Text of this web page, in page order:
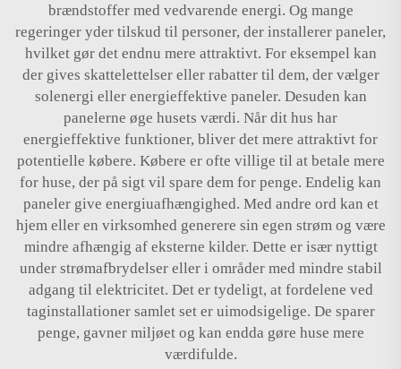
brændstoffer med vedvarende energi. Og mange
regeringer yder tilskud til personer, der installerer paneler,
hvilket gør det endnu mere attraktivt. For eksempel kan
der gives skattelettelser eller rabatter til dem, der vælger
solenergi eller energieffektive paneler. Desuden kan
panelerne øge husets værdi. Når dit hus har
energieffektive funktioner, bliver det mere attraktivt for
potentielle købere. Købere er ofte villige til at betale mere
for huse, der på sigt vil spare dem for penge. Endelig kan
paneler give energiuafhængighed. Med andre ord kan et
hjem eller en virksomhed generere sin egen strøm og være
mindre afhængig af eksterne kilder. Dette er især nyttigt
under strømafbrydelser eller i områder med mindre stabil
adgang til elektricitet. Det er tydeligt, at fordelene ved
taginstallationer samlet set er uimodsigelige. De sparer
penge, gavner miljøet og kan endda gøre huse mere
værdifulde.